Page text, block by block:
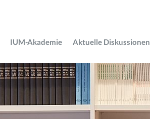
IUM-Akademie Aktuelle Diskussionen